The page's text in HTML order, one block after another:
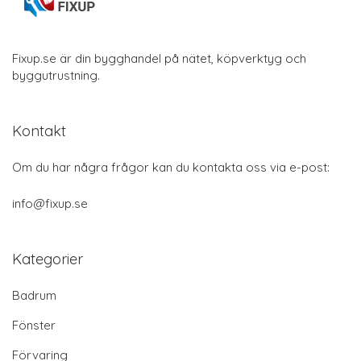
Fixup.se är din bygghandel på nätet, köpverktyg och
byggutrustning.
Kontakt
Om du har några frågor kan du kontakta oss via e-post:
info@fixup.se
Kategorier
Badrum
Fönster
Förvaring